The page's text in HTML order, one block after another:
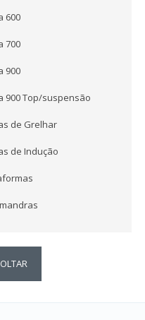
600
700
900
900 Top/suspensão
de Grelhar
de Indução